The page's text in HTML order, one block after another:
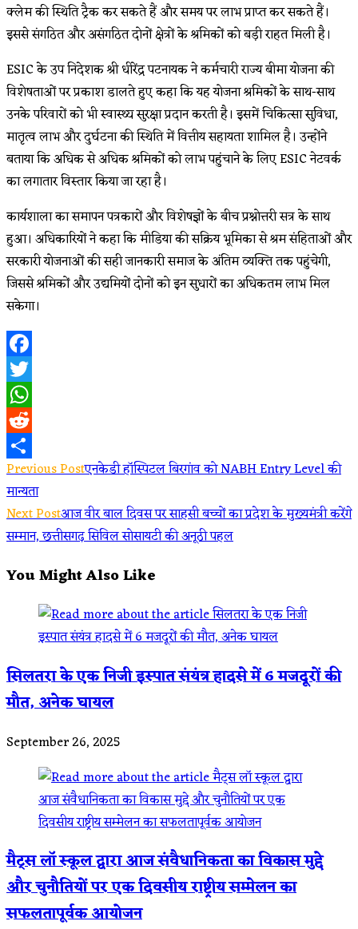
क्लेम की स्थिति ट्रैक कर सकते हैं और समय पर लाभ प्राप्त कर सकते हैं।
इससे संगठित और असंगठित दोनों क्षेत्रों के श्रमिकों को बड़ी राहत मिली है।
ESIC के उप निदेशक श्री धीरेंद्र पटनायक ने कर्मचारी राज्य बीमा योजना की
विशेषताओं पर प्रकाश डालते हुए कहा कि यह योजना श्रमिकों के साथ-साथ
उनके परिवारों को भी स्वास्थ्य सुरक्षा प्रदान करती है। इसमें चिकित्सा सुविधा,
मातृत्व लाभ और दुर्घटना की स्थिति में वित्तीय सहायता शामिल है। उन्होंने
बताया कि अधिक से अधिक श्रमिकों को लाभ पहुंचाने के लिए ESIC नेटवर्क
का लगातार विस्तार किया जा रहा है।
कार्यशाला का समापन पत्रकारों और विशेषज्ञों के बीच प्रश्नोत्तरी सत्र के साथ
हुआ। अधिकारियों ने कहा कि मीडिया की सक्रिय भूमिका से श्रम संहिताओं और
सरकारी योजनाओं की सही जानकारी समाज के अंतिम व्यक्ति तक पहुंचेगी,
जिससे श्रमिकों और उद्यमियों दोनों को इन सुधारों का अधिकतम लाभ मिल
सकेगा।
Facebook
Twitter
WhatsApp
Reddit
Share
Read
more
articles
Previous Postएनकेडी हॉस्पिटल बिरगांव को NABH Entry Level की
मान्यता
Next Postआज वीर बाल दिवस पर साहसी बच्चों का प्रदेश के मुख्यमंत्री करेंगे
सम्मान, छत्तीसगढ़ सिविल सोसायटी की अनूठी पहल
You Might Also Like
सिलतरा के एक निजी इस्पात संयंत्र हादसे में 6 मजदूरों की
मौत, अनेक घायल
September 26, 2025
मैट्स लॉ स्कूल द्वारा आज संवैधानिकता का विकास मुद्दे
और चुनौतियों पर एक दिवसीय राष्ट्रीय सम्मेलन का
सफलतापूर्वक आयोजन